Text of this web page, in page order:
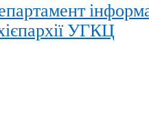
УГКЦ